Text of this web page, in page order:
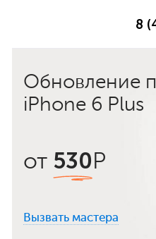
8
Обновление
iPhone 6 Plus
от 530 Р
Вызвать мастера